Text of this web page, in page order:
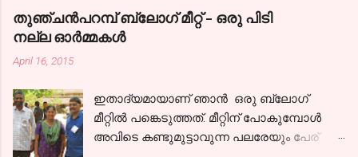
പന്ഥാവിന്‍ മുന്നിലെത്തിയന്തിച്ചു- നില്‍ക്കേ
കേട്ടു,ഞാനായീണം വീണ്ടും.
നിന്നോര്‍മ്മകളെന്നില്‍ നിറഞ്ഞ നേരം നിന്‍
കാലത്തിന്‍ വഴികളിലൂടൊന്ന്‍ തിരിഞ്ഞു
നടന്നു... ഇല്ലില്ല
കോലാഹലമൊന്നുപോലുമവിടെ, വീണില്ല
തുഞ്ചന്‍പറമ്പ് ബ്ലോഗ്‌ മീറ്റ്‌ - ഒരു പിടി
നല്ല ഓര്‍മ്മകള്‍
April 16, 2015
ഇതാദ്യമായാണ് ഞാന്‍ ഒരു ബ്ലോഗ്‌
മീറ്റില്‍ പങ്കെടുത്തത്. മീറ്റിന് പോകുമ്പോള്‍
അവിടെ കണ്ടുമുട്ടാവുന്ന പലരേയും പേര്